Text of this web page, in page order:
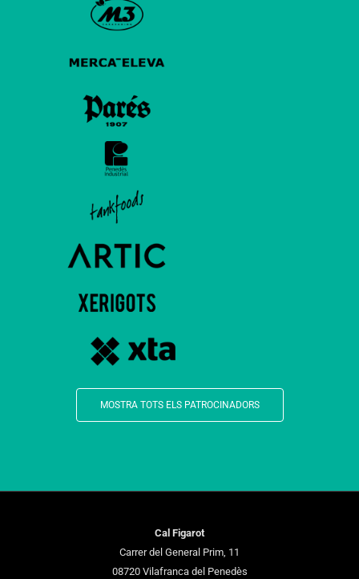
MOSTRA TOTS ELS PATROCINADORS
Cal Figarot
Carrer del General Prim, 11
08720 Vilafranca del Penedès